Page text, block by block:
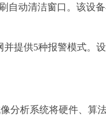
自动清洁窗口。该设
提供5种报警模式。
分析系统将硬件、算